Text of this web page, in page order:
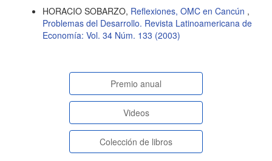
HORACIO SOBARZO, Reflexiones, OMC en Cancún ,
Problemas del Desarrollo. Revista Latinoamericana de
Economía: Vol. 34 Núm. 133 (2003)
paginasespeciales
Premio anual
Videos
Colección de libros